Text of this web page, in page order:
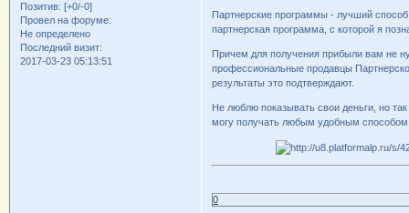
Позитив: [+0/-0]
Провел на форуме:
Не определено
Последний визит:
2017-03-23 05:13:51
Партнерские программы - лучший способ
партнерская программа, с которой я
Причем для получения прибыли вам не
профессиональные продавцы
результаты это подтверждают.
Не люблю показывать свои деньги, но
могу получать любым удобным
0